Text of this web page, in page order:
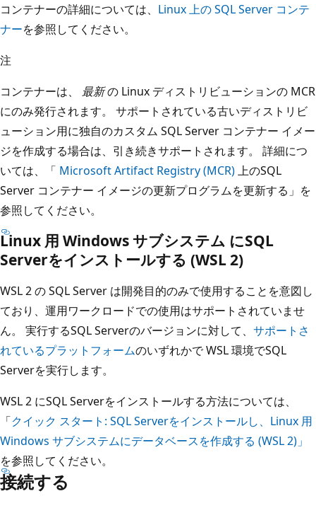
コンテナーの詳細については、 Linux 上の SQL Server コンテ
ナーを参照してください。
注
コンテナーは、 最新の Linux ディストリビューションの MCR
にのみ発行されます。 サポートされている古いディストリビ
ューション用に独自のカスタム SQL Server コンテナー イメー
ジを作成する場合は、引き続きサポートされます。 詳細につ
いては、「 Microsoft Artifact Registry (MCR)上のSQL
Server コンテナー イメージの更新プログラムを更新する」を
参照してください。
Linux 用 Windows サブシステム にSQL
Serverをインストールする (WSL 2)
WSL 2 の SQL Server は開発目的のみで使用することを意図し
ており、運用ワークロードでの使用はサポートされていませ
ん。 実行するSQL Serverのバージョンに対して、 サポートさ
れているプラットフォームのいずれかで WSL 環境でSQL
Serverを実行します。
WSL 2 にSQL Serverをインストールする方法については、
「クイック スタート: SQL Serverをインストールし、Linux 用
Windows サブシステムにデータベースを作成する (WSL 2)」
を参照してください。
接続する